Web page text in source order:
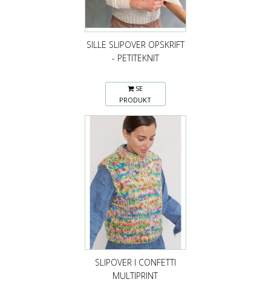
SILLE SLIPOVER OPSKRIFT
- PETITEKNIT
SE
PRODUKT
SLIPOVER I CONFETTI
MULTIPRINT